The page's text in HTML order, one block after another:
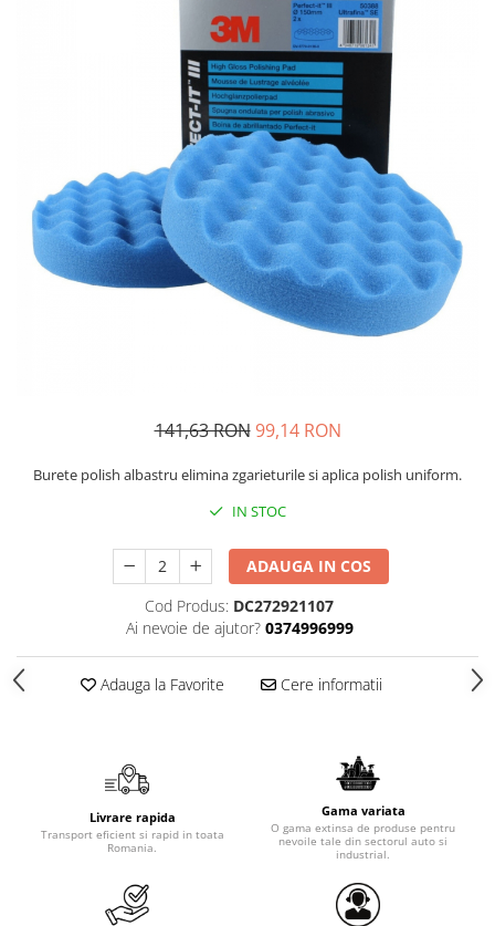
Tinichigerie
141,63 RON 99,14 RON
Burete polish albastru elimina zgarieturile si aplica polish uniform.
IN STOC
ADAUGA IN COS
Cod Produs: DC272921107
Ai nevoie de ajutor? 0374996999
Adauga la Favorite Cere informatii
Livrare rapida
Transport eficient si rapid in toata
Romania.
Gama variata
O gama extinsa de produse pentru
nevoile tale din sectorul auto si
industrial.